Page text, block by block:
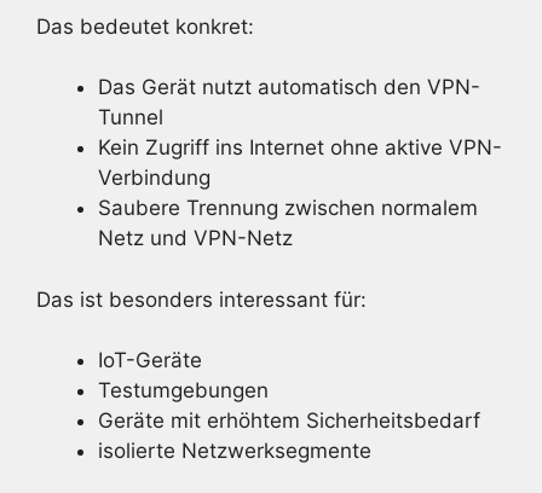
Das bedeutet konkret:
Das Gerät nutzt automatisch den VPN-
Tunnel
Kein Zugriff ins Internet ohne aktive VPN-
Verbindung
Saubere Trennung zwischen normalem
Netz und VPN-Netz
Das ist besonders interessant für:
IoT-Geräte
Testumgebungen
Geräte mit erhöhtem Sicherheitsbedarf
isolierte Netzwerksegmente